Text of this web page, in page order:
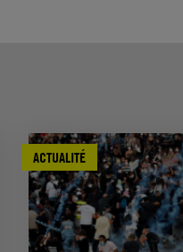
ACTUALITÉ